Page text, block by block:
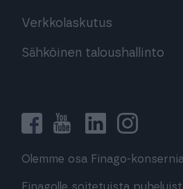
Verkkolaskutus
Sähköinen taloushallinto
Olemme osa Finago-konsernia